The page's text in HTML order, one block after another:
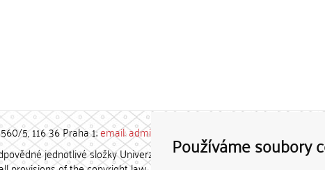
Používáme soubory
5, 116 36 Praha 1;email: admin-repozitar [at] cuni.cz
jednotlivé složky Univerzity Karlovy. / Each constituent